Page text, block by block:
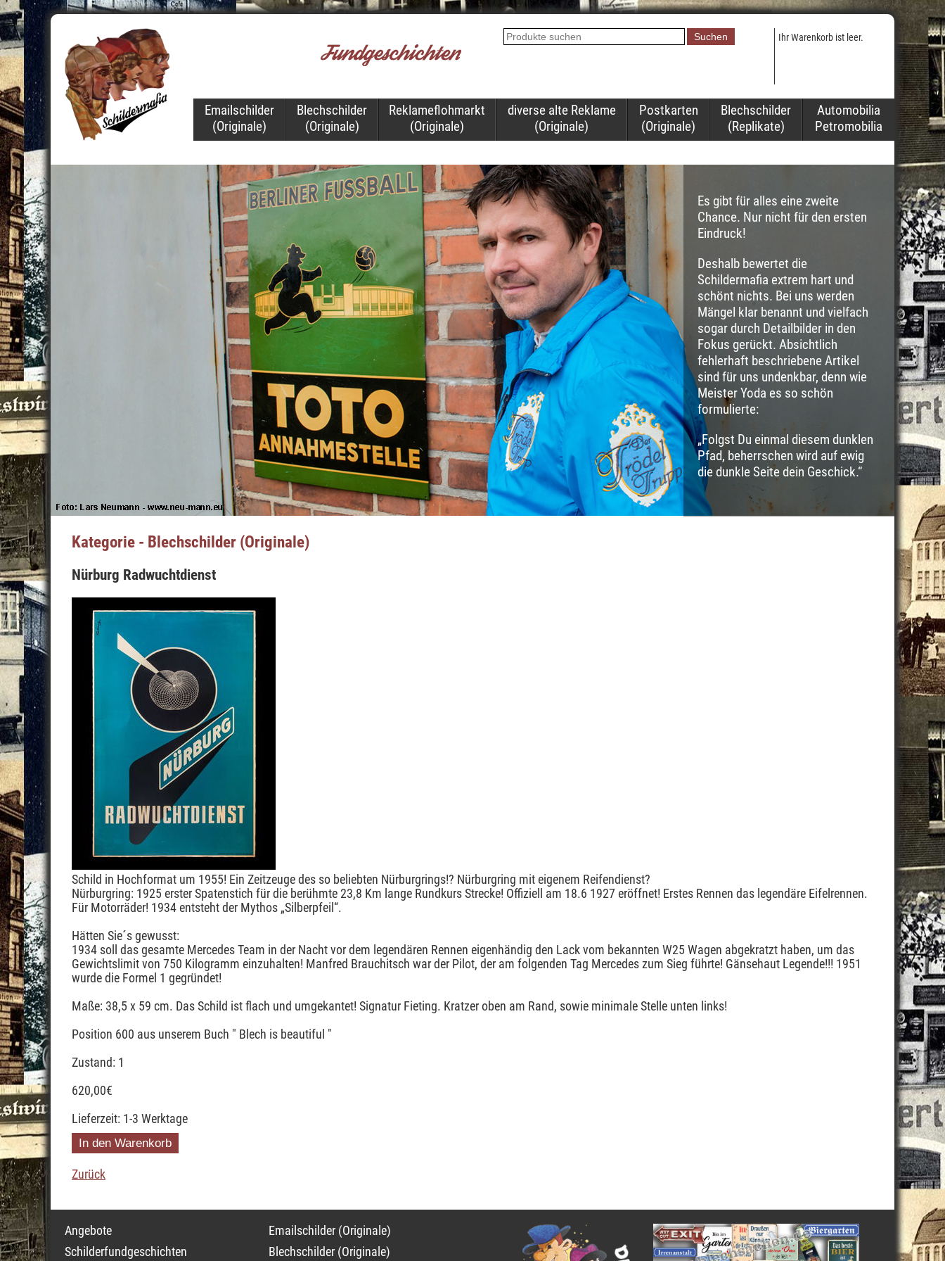
Ihr Warenkorb ist leer.
Navigation
überspringen
Emailschilder
(Originale)
Blechschilder
(Originale)
Reklameflohmarkt
(Originale)
diverse alte Reklame
(Originale)
Postkarten
(Originale)
Blechschilder
(Replikate)
Automobilia
Petromobilia
Es gibt für alles eine zweite
Chance. Nur nicht für den ersten
Eindruck!
Deshalb bewertet die
Schildermafia extrem hart und
schönt nichts. Bei uns werden
Mängel klar benannt und vielfach
sogar durch Detailbilder in den
Fokus gerückt. Absichtlich
fehlerhaft beschriebene Artikel
sind für uns undenkbar, denn wie
Meister Yoda es so schön
formulierte:
„Folgst Du einmal diesem dunklen
Pfad, beherrschen wird auf ewig
die dunkle Seite dein Geschick.“
Kategorie - Blechschilder (Originale)
Nürburg Radwuchtdienst
Schild in Hochformat um 1955! Ein Zeitzeuge des so beliebten Nürburgrings!? Nürburgring mit eigenem Reifendienst?
Nürburgring: 1925 erster Spatenstich für die berühmte 23,8 Km lange Rundkurs Strecke! Offiziell am 18.6 1927 eröffnet! Erstes Rennen das legendäre Eifelrennen.
Für Motorräder! 1934 entsteht der Mythos „Silberpfeil“.
Hätten Sie´s gewusst:
1934 soll das gesamte Mercedes Team in der Nacht vor dem legendären Rennen eigenhändig den Lack vom bekannten W25 Wagen abgekratzt haben, um das
Gewichtslimit von 750 Kilogramm einzuhalten! Manfred Brauchitsch war der Pilot, der am folgenden Tag Mercedes zum Sieg führte! Gänsehaut Legende!!! 1951
wurde die Formel 1 gegründet!
Maße: 38,5 x 59 cm. Das Schild ist flach und umgekantet! Signatur Fieting. Kratzer oben am Rand, sowie minimale Stelle unten links!
Position 600 aus unserem Buch " Blech is beautiful "
Zustand: 1
620,00€
Lieferzeit: 1-3 Werktage
Zurück
Navigation
überspringen
Angebote
Schilderfundgeschichten
Navigation
überspringen
Emailschilder (Originale)
Blechschilder (Originale)